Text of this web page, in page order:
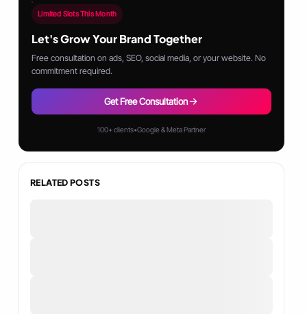
Limited Slots This Month
Let's Grow Your Brand Together
Free consultation on ads, SEO, social media, or your website. No
commitment required.
Get Free Consultation
100+ clients•Google & Meta Partner
RELATED POSTS